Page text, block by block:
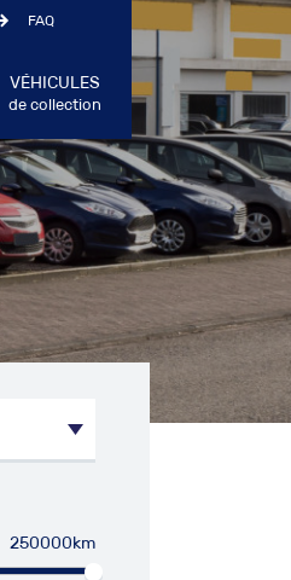
FAQ
VÉHICULES
de collection
250000km